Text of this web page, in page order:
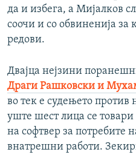
да и избега, а Мијалков
соочи и со обвиненија за
редови.
Двајца нејзини
Драги Рашковски и
во тек е судењето
уште шест лица се товари
на софтвер за потребите
внатрешни работи.